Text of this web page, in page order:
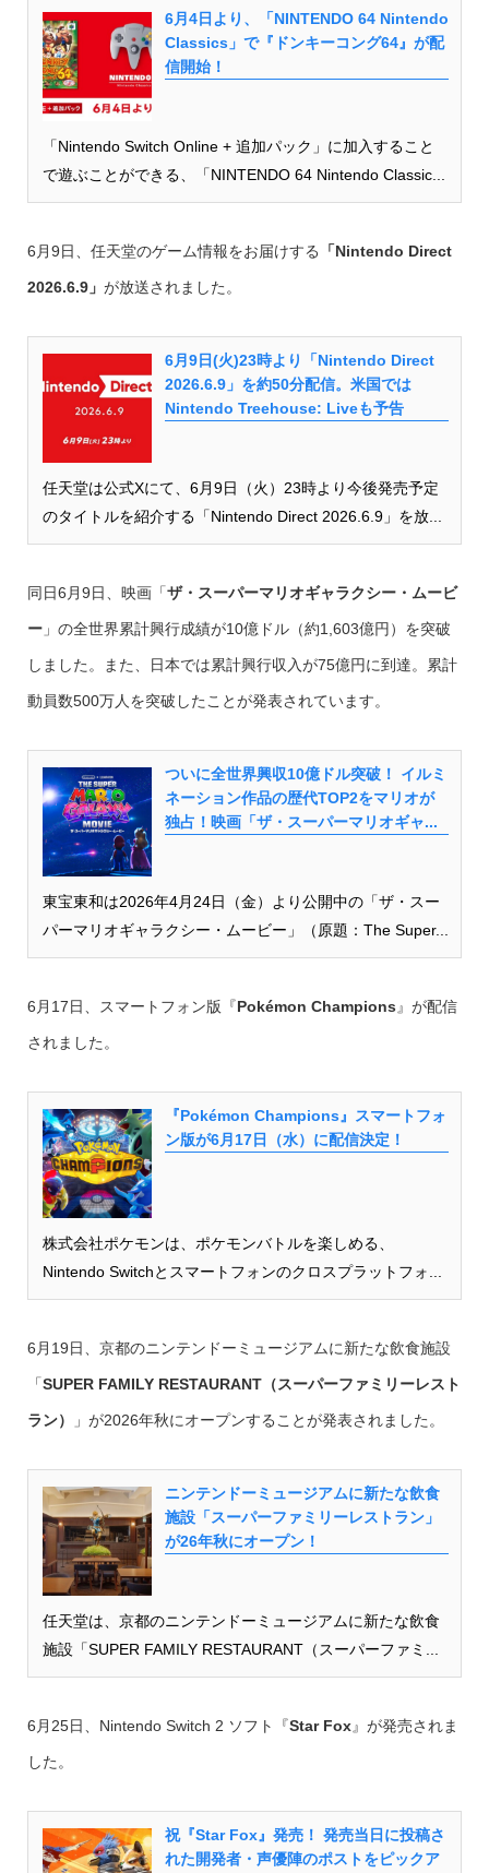
6月4日より、「NINTENDO 64 Nintendo
Classics」で『ドンキーコング64』が配
信開始！
「Nintendo Switch Online + 追加パック」に加入すること
で遊ぶことができる、「NINTENDO 64 Nintendo Classic...
6月9日、任天堂のゲーム情報をお届けする 「Nintendo Direct
2026.6.9」 が放送されました。
6月9日(火)23時より「Nintendo Direct
2026.6.9」を約50分配信。米国では
Nintendo Treehouse: Liveも予告
任天堂は公式Xにて、6月9日（火）23時より今後発売予定
のタイトルを紹介する「Nintendo Direct 2026.6.9」を放...
同日6月9日、映画「ザ・スーパーマリオギャラクシー・ムービ
ー」の全世界累計興行成績が10億ドル（約1,603億円）を突破
しました。また、日本では累計興行収入が75億円に到達。累計
動員数500万人を突破したことが発表されています。
ついに全世界興収10億ドル突破！ イルミ
ネーション作品の歴代TOP2をマリオが
独占！映画「ザ・スーパーマリオギャ...
東宝東和は2026年4月24日（金）より公開中の「ザ・スー
パーマリオギャラクシー・ムービー」（原題：The Super...
6月17日、スマートフォン版『Pokémon Champions 』が配信
されました。
『Pokémon Champions』スマートフォ
ン版が6月17日（水）に配信決定！
株式会社ポケモンは、ポケモンバトルを楽しめる、
Nintendo Switchとスマートフォンのクロスプラットフォ...
6月19日、京都のニンテンドーミュージアムに新たな飲食施設
「SUPER FAMILY RESTAURANT（スーパーファミリーレスト
ラン） 」が2026年秋にオープンすることが発表されました。
ニンテンドーミュージアムに新たな飲食
施設「スーパーファミリーレストラン」
が26年秋にオープン！
任天堂は、京都のニンテンドーミュージアムに新たな飲食
施設「SUPER FAMILY RESTAURANT（スーパーファミ...
6月25日、Nintendo Switch 2 ソフト『Star Fox』が発売されま
した。
祝『Star Fox』発売！ 発売当日に投稿さ
れた開発者・声優陣のポストをピックア